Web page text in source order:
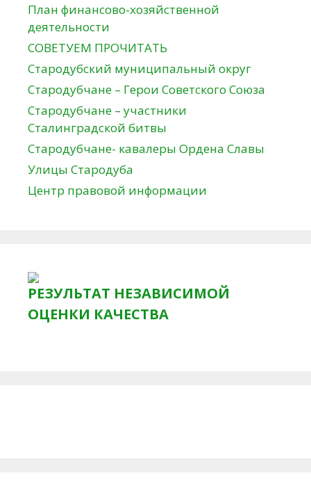
План финансово-хозяйственной
деятельности
СОВЕТУЕМ ПРОЧИТАТЬ
Стародубский муниципальный округ
Стародубчане – Герои Советского Союза
Стародубчане – участники
Сталинградской битвы
Стародубчане- кавалеры Ордена Славы
Улицы Стародуба
Центр правовой информации
РЕЗУЛЬТАТ НЕЗАВИСИМОЙ
ОЦЕНКИ КАЧЕСТВА